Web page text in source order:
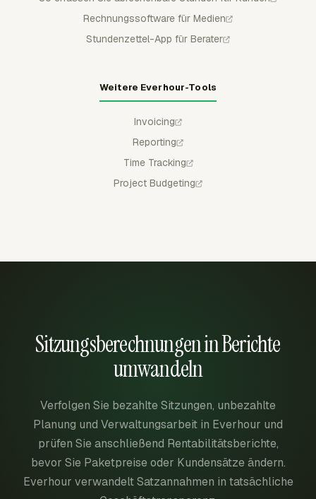
Rechnungssoftware für Medien
Stundenzettel-App für Berater
Weitere Everhour-Tools
Invoicing
Reporting
Time Tracking
Project Budgeting
Sitzungsberechnungen in Berichte
umwandeln
Verfolgen Sie bezahlte Sitzungen, unbezahlte
Planung und Verwaltungsarbeit in Everhour und
prüfen Sie anschließend Rentabilitätsberichte,
bevor Sie Paketpreise oder Kundensätze ändern.
Everhour verwandelt Satzannahmen in tatsächliche